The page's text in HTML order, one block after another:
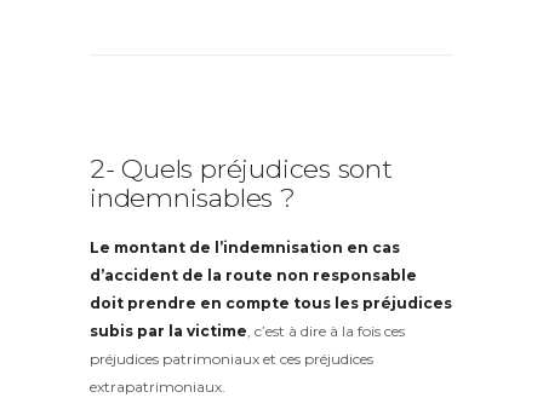
2- Quels préjudices sont
indemnisables ?
Le montant de l’indemnisation en cas
d’accident de la route non responsable
doit prendre en compte tous les préjudices
subis par la victime , c’est à dire à la fois ces
préjudices patrimoniaux et ces préjudices
extrapatrimoniaux.